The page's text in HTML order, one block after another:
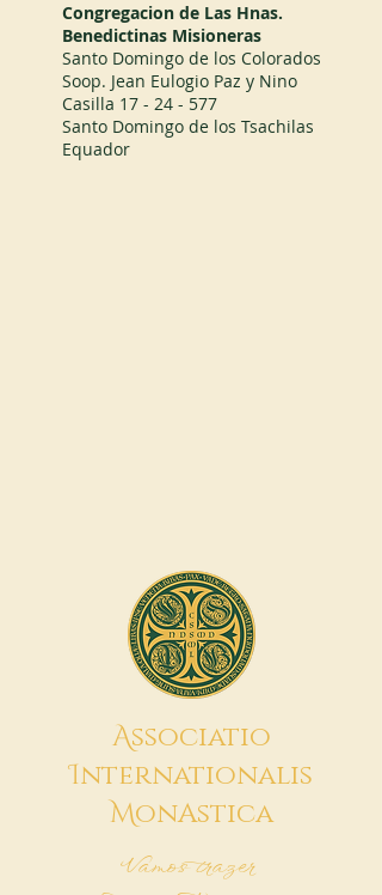
Congregacion de Las Hnas.
Benedictinas Misioneras
Santo Domingo de los Colorados
Soop. Jean Eulogio Paz y Nino
Casilla 17 - 24 - 577
Santo Domingo de los Tsachilas
Equador
Associatio
Internationalis
MonAstica
Vamos trazer